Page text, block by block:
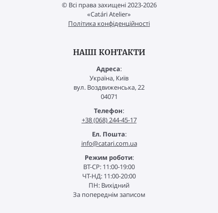
© Всі права захищені 2023-2026
«Catári Atelier»
Політика конфіденційності
НАШІ КОНТАКТИ
Адреса:
Україна, Київ
вул. Воздвиженська, 22
04071
Телефон:
+38 (068) 244-45-17
Ел. Пошта:
info@catari.com.ua
Режим роботи:
ВТ-СР: 11:00-19:00
ЧТ-НД: 11:00-20:00
ПН: Вихідний
За попереднім записом